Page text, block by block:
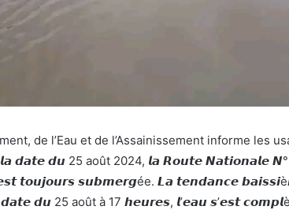
de l’Eau et de l’Assainissement informe les
𝙡𝙖 𝙙𝙖𝙩𝙚 𝙙𝙪 25 août 2024, 𝙡𝙖 𝙍𝙤𝙪𝙩𝙚 𝙉𝙖𝙩𝙞𝙤𝙣𝙖𝙡𝙚
𝙩𝙤𝙪𝙟𝙤𝙪𝙧𝙨 𝙨𝙪𝙗𝙢𝙚𝙧𝙜ée. 𝙇𝙖 𝙩𝙚𝙣𝙙𝙖𝙣𝙘𝙚
𝙙𝙪 25 août à 17 𝙝𝙚𝙪𝙧𝙚𝙨, 𝙡’𝙚𝙖𝙪 𝙨’𝙚𝙨𝙩